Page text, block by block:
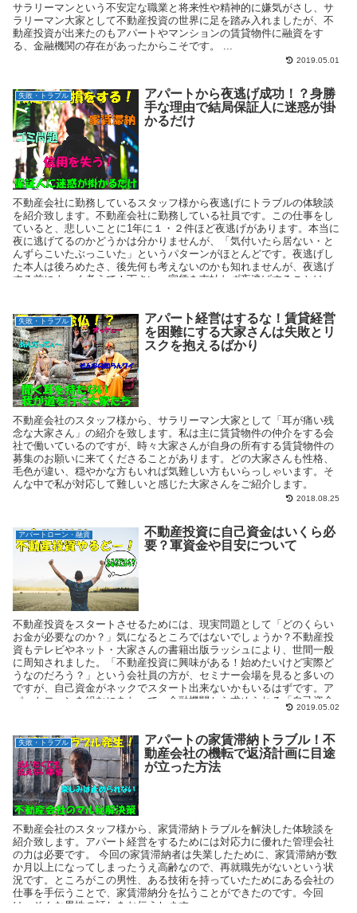
サラリーマンという不安定な職業と将来性や精神的に嫌気がさし、サ
ラリーマン大家として不動産投資の世界に足を踏み入れましたが、不
動産投資が出来たのもアパートやマンションの賃貸物件に融資をす
る、金融機関の存在があったからこそです。 ...
2019.05.01
失敗・トラブル
アパートから夜逃げ成功！？身勝
手な理由で結局保証人に迷惑が掛
かるだけ
不動産会社に勤務しているスタッフ様から夜逃げにトラブルの体験談
を紹介致します。不動産会社に勤務している社員です。この仕事をし
ていると、悲しいことに1年に１・２件ほど夜逃げがあります。本当に
夜に逃げてるのかどうかは分かりませんが、「気付いたら居ない・と
んずらこいたぶっこいた」というパターンがほとんどです。夜逃げし
た本人は後ろめたさ、後先何も考えないのかも知れませんが、夜逃げ
する前によ～く考えて！下さい。家賃を支払わず夜逃げすることは、
失敗・トラブル
アパート経営はするな！賃貸経営
を困難にする大家さんは失敗とリ
スクを抱えるばかり
不動産会社のスタッフ様から、サラリーマン大家として「耳が痛い残
念な大家さん」の紹介を致します。私は主に賃貸物件の仲介をする会
社で働いているのですが、時々大家さんが自身の所有する賃貸物件の
募集のお願いに来てくださることがあります。どの大家さんも性格、
毛色が違い、穏やかな方もいれば気難しい方もいらっしゃいます。そ
んな中で私が対応して難しいと感じた大家さんをご紹介します。
2018.08.25
アパートローン・融資
不動産投資に自己資金はいくら必
要？軍資金や目安について
不動産投資をスタートさせるためには、現実問題として「どのくらい
お金が必要なのか？」気になるところではないでしょうか？不動産投
資もテレビやネット・大家さんの書籍出版ラッシュにより、世間一般
に周知されました。「不動産投資に興味がある！始めたいけど実際ど
うなのだろう？」という会社員の方が、セミナー会場を見ると多いの
ですが、自己資金がネックでスタート出来ないかもいるはずです。ア
パートローンを組むにあたって、金融機関から求められる「自己資金
2019.05.02
失敗・トラブル
アパートの家賃滞納トラブル！不
動産会社の機転で返済計画に目途
が立った方法
不動産会社のスタッフ様から、家賃滞納トラブルを解決した体験談を
紹介致します。アパート経営をするためには対応力に優れた管理会社
の力は必要です。 今回の家賃滞納者は失業したために、家賃滞納が数
か月以上になってしまったうえ高齢なので、再就職先がないという状
況です。ところがこの男性、ある技術を持っていたためにある会社の
仕事を手伝うことで、家賃滞納分を払うことができたのです。今回
は、そんな男性の話しをお伝えします。